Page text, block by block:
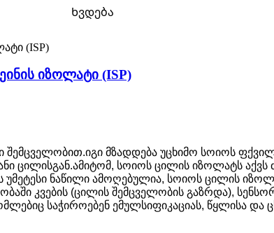
Ხვდება
იზოლატი (ISP)
მზადდება უცხიმო სოიოს
ცილისგან.ამიტომ, სოიოს ცილის იზოლატს
ნაწილი ამოღებულია, სოიოს ცილის
კვების (ცილის შემცველობის გაზრდა),
საჭიროებენ ემულსიფიკაციას, წყლისა და